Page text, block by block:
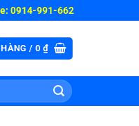
0914-991-662
HÀNG /0 ₫